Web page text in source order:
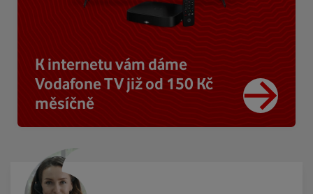
K internetu vám dáme
Vodafone TV již od 150 Kč
měsíčně